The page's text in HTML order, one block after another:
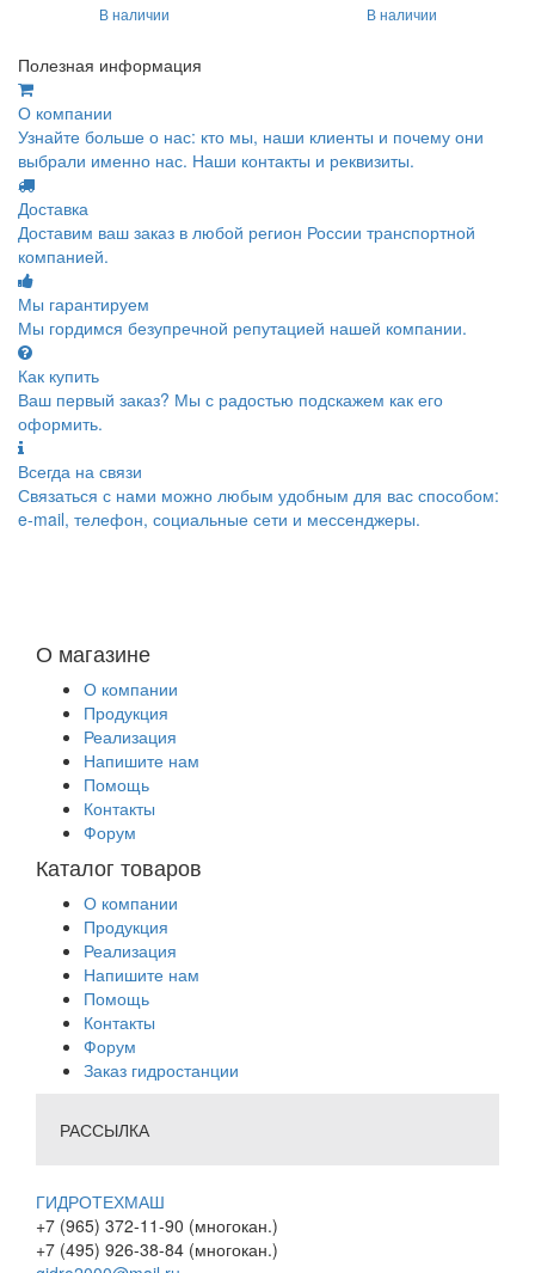
В наличии В наличии
Полезная информация
О компании
Узнайте больше о нас: кто мы, наши клиенты и почему они
выбрали именно нас. Наши контакты и реквизиты.
Доставка
Доставим ваш заказ в любой регион России транспортной
компанией.
Мы гарантируем
Мы гордимся безупречной репутацией нашей компании.
Как купить
Ваш первый заказ? Мы с радостью подскажем как его
оформить.
Всегда на связи
Связаться с нами можно любым удобным для вас способом:
e-mail, телефон, социальные сети и мессенджеры.
О магазине
О компании
Продукция
Реализация
Напишите нам
Помощь
Контакты
Форум
Каталог товаров
О компании
Продукция
Реализация
Напишите нам
Помощь
Контакты
Форум
Заказ гидростанции
РАССЫЛКА
ГИДРОТЕХМАШ
+7 (965) 372-11-90 (многокан.)
+7 (495) 926-38-84 (многокан.)